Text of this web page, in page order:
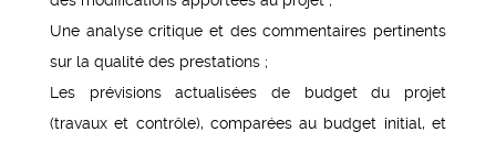
Une analyse critique et des commentaires pertinents
sur la qualité des prestations ;
Les prévisions actualisées de budget du projet
(travaux et contrôle), comparées au budget initial, et